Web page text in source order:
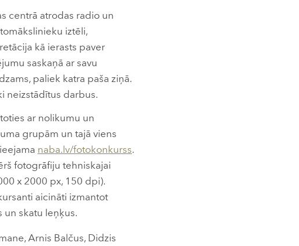
centrā atrodas radio un
iztēli,
kā ierasts paver
saskaņā ar savu
paliek katra paša ziņā.
neizstādītus darbus.
ar nolikumu un
grupām un tajā viens
naba.lv/fotokonkurss.
fotogrāfiju tehniskajai
x 2000 px, 150 dpi).
aicināti izmantot
un skatu leņķus.
Arnis Balčus, Didzis